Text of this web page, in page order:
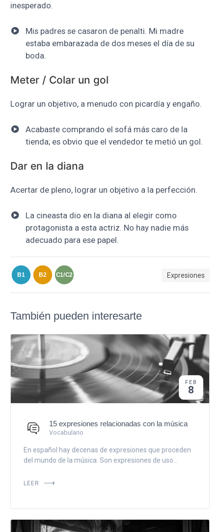
inesperado.
Mis padres se casaron de penalti. Mi madre
estaba embarazada de dos meses el día de su
boda.
Meter / Colar un gol
Lograr un objetivo, a menudo con picardía y engaño.
Acabaste comprando el sofá más caro de la
tienda; es obvio que el vendedor te metió un gol.
Dar en la diana
Acertar de pleno, lograr un objetivo a la perfección.
La cineasta dio en la diana al elegir como
protagonista a esta actriz. No hay nadie más
adecuado para ese papel.
B1 B2 C1/C2 Expresiones
También pueden interesarte
FEB
8
15 expresiones relacionadas con la música
Vocabulario
En español hay decenas de expresiones que proceden
del mundo de la música. Son expresiones de uso...
LEER